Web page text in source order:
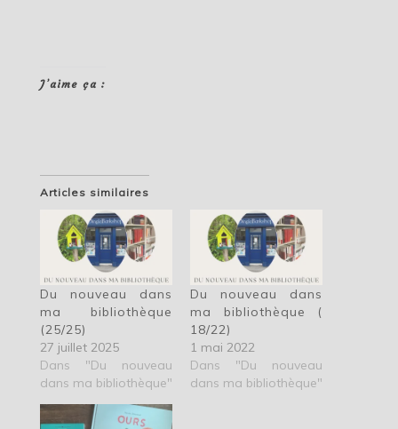
J’aime ça :
Articles similaires
Du nouveau dans
ma bibliothèque
(25/25)
27 juillet 2025
Dans "Du nouveau
dans ma bibliothèque"
Du nouveau dans
ma bibliothèque (
18/22)
1 mai 2022
Dans "Du nouveau
dans ma bibliothèque"